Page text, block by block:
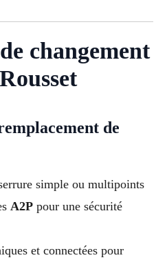
changement
de
simple ou multipoints
A2Ppour une sécurité
et connectées pour